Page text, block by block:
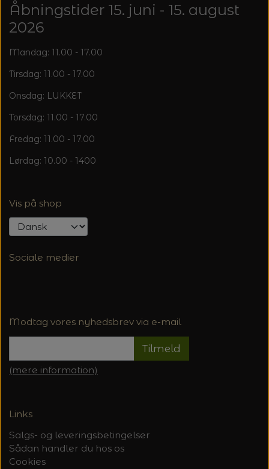
Åbningstider 15. juni - 15. august
2026
Mandag: 11.00 - 17.00
Tirsdag: 11.00 - 17.00
Onsdag: LUKKET
Torsdag: 11.00 - 17.00
Fredag: 11.00 - 17.00
Lørdag: 10.00 - 1400
Vis på shop
Sociale medier
Modtag vores nyhedsbrev via e-mail
Tilmeld
(mere information)
Links
Salgs- og leveringsbetingelser
Sådan handler du hos os
Cookies